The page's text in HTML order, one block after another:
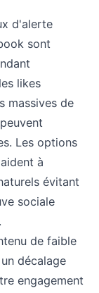
d'alerte
sont
likes
massives de
Les options
à
évitant
sociale
de faible
décalage
engagement